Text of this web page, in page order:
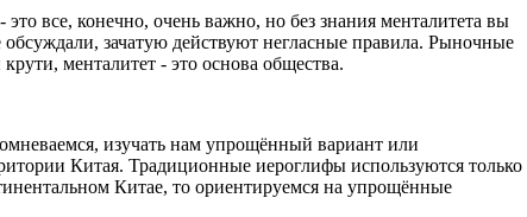
все, конечно, очень важно, но без знания менталитета вы
обсуждали, зачатую действуют негласные правила. Рыночные
менталитет - это основа общества.
изучать нам упрощённый вариант или
Китая. Традиционные иероглифы используются только
Китае, то ориентируемся на упрощённые